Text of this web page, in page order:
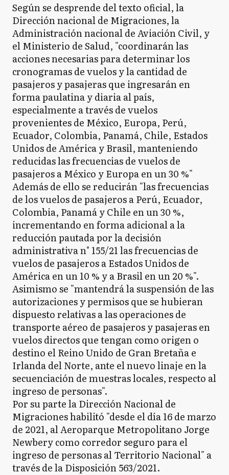
Según se desprende del texto oficial, la
Dirección nacional de Migraciones, la
Administración nacional de Aviación Civil, y
el Ministerio de Salud, "coordinarán las
acciones necesarias para determinar los
cronogramas de vuelos y la cantidad de
pasajeros y pasajeras que ingresarán en
forma paulatina y diaria al país,
especialmente a través de vuelos
provenientes de México, Europa, Perú,
Ecuador, Colombia, Panamá, Chile, Estados
Unidos de América y Brasil, manteniendo
reducidas las frecuencias de vuelos de
pasajeros a México y Europa en un 30 %"
Además de ello se reducirán "las frecuencias
de los vuelos de pasajeros a Perú, Ecuador,
Colombia, Panamá y Chile en un 30 %,
incrementando en forma adicional a la
reducción pautada por la decisión
administrativa n° 155/21 las frecuencias de
vuelos de pasajeros a Estados Unidos de
América en un 10 % y a Brasil en un 20 %".
Asimismo se "mantendrá la suspensión de las
autorizaciones y permisos que se hubieran
dispuesto relativas a las operaciones de
transporte aéreo de pasajeros y pasajeras en
vuelos directos que tengan como origen o
destino el Reino Unido de Gran Bretaña e
Irlanda del Norte, ante el nuevo linaje en la
secuenciación de muestras locales, respecto al
ingreso de personas".
Por su parte la Dirección Nacional de
Migraciones habilitó "desde el día 16 de marzo
de 2021, al Aeroparque Metropolitano Jorge
Newbery como corredor seguro para el
ingreso de personas al Territorio Nacional" a
través de la Disposición 563/2021.